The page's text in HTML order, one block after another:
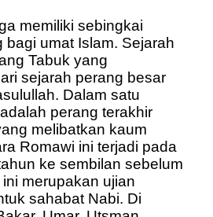
memiliki sebingkai
umat Islam. Sejarah
Tabuk yang
sejarah perang besar
Dalam satu
perang terakhir
melibatkan kaum
Romawi ini terjadi pada
ke sembilan sebelum
merupakan ujian
sahabat Nabi. Di